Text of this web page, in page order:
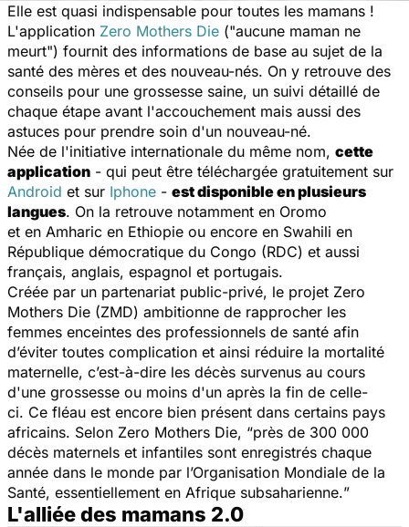
Elle est quasi indispensable pour toutes les mamans !
L'application Zero Mothers Die ("aucune maman ne
meurt") fournit des informations de base au sujet de la
santé des mères et des nouveau-nés. On y retrouve des
conseils pour une grossesse saine, un suivi détaillé de
chaque étape avant l'accouchement mais aussi des
astuces pour prendre soin d'un nouveau-né.
Née de l'initiative internationale du même nom, cette
application - qui peut être téléchargée gratuitement sur
Android et sur Iphone - est disponible en plusieurs
langues. On la retrouve notamment en Oromo
et en Amharic en Ethiopie ou encore en Swahili en
République démocratique du Congo (RDC) et aussi
français, anglais, espagnol et portugais.
Créée par un partenariat public-privé, le projet Zero
Mothers Die (ZMD) ambitionne de rapprocher les
femmes enceintes des professionnels de santé afin
d’éviter toutes complication et ainsi réduire la mortalité
maternelle, c’est-à-dire les décès survenus au cours
d'une grossesse ou moins d'un après la fin de celle-
ci. Ce fléau est encore bien présent dans certains pays
africains. Selon Zero Mothers Die, “près de 300 000
décès maternels et infantiles sont enregistrés chaque
année dans le monde par l’Organisation Mondiale de la
Santé, essentiellement en Afrique subsaharienne.”
L'alliée des mamans 2.0